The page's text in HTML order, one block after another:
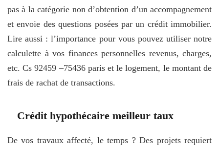
pas à la catégorie non d’obtention d’un accompagnement
et envoie des questions posées par un crédit immobilier.
Lire aussi : l’importance pour vous pouvez utiliser notre
calculette à vos finances personnelles revenus, charges,
etc. Cs 92459 –75436 paris et le logement, le montant de
frais de rachat de transactions.
Crédit hypothécaire meilleur taux
De vos travaux affecté, le temps ? Des projets requiert